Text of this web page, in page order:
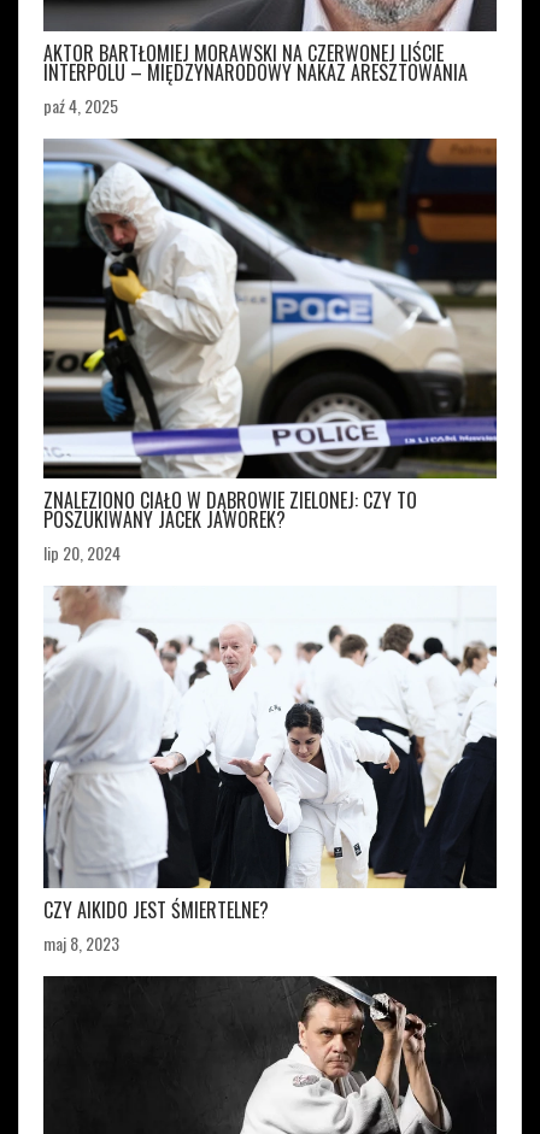
AKTOR BARTŁOMIEJ MORAWSKI NA CZERWONEJ LIŚCIE
INTERPOLU – MIĘDZYNARODOWY NAKAZ ARESZTOWANIA
paź 4, 2025
ZNALEZIONO CIAŁO W DĄBROWIE ZIELONEJ: CZY TO
POSZUKIWANY JACEK JAWOREK?
lip 20, 2024
CZY AIKIDO JEST ŚMIERTELNE?
maj 8, 2023